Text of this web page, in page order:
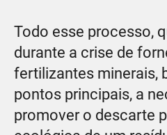
Todo esse processo,
durante a crise de
fertilizantes minerais,
pontos principais, a
promover o descarte